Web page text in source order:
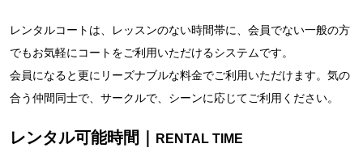
レンタルコートは、レッスンのない時間帯に、会員でない一般の方
でもお気軽にコートをご利用いただけるシステムです。
会員になると更にリーズナブルな料金でご利用いただけます。気の
合う仲間同士で、サークルで、シーンに応じてご利用ください。
レンタル可能時間｜ RENTAL TIME